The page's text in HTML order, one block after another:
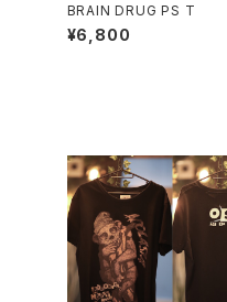
BRAIN DRUG PS T
¥6,800